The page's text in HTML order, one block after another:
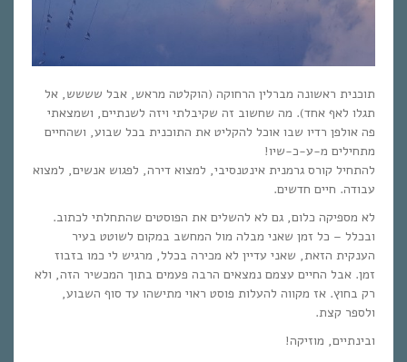
תוכנית ראשונה מברלין הרחוקה (הוקלטה מראש, אבל שששש, אל
תגלו לאף אחד). מה שחשוב זה שקיבלתי ויזה לשנתיים, ושמצאתי
פה אולפן רדיו שבו אוכל להקליט את התוכנית בכל שבוע, ושהחיים
מתחילים מ-ע-כ-שיו!
להתחיל קורס גרמנית אינטנסיבי, למצוא דירה, לפגוש אנשים, למצוא
עבודה. חיים חדשים.
לא מספיקה כלום, גם לא להשלים את הפוסטים שהתחלתי לכתוב.
ובכלל – כל זמן שאני מבלה מול המחשב במקום לשוטט בעיר
הענקית הזאת, שאני עדיין לא מכירה בכלל, מרגיש לי כמו בזבוז
זמן. אבל החיים עצמם נמצאים הרבה פעמים בתוך המכשיר הזה, ולא
רק בחוץ. אז מקווה להעלות פוסט ראוי מתישהו עד סוף השבוע,
ולספר קצת.
ובינתיים, מוזיקה!